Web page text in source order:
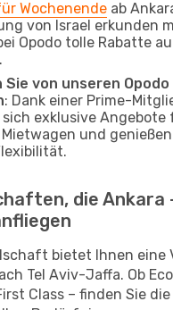
Wochenende ab
von Israel erkunden
Opodo tolle Rabatte
von unseren Opodo
: Dank einer Prime-
sich exklusive Angebote
und
die Ankara
bietet Ihnen eine
Tel Aviv-Jaffa. Ob
Class – finden Sie